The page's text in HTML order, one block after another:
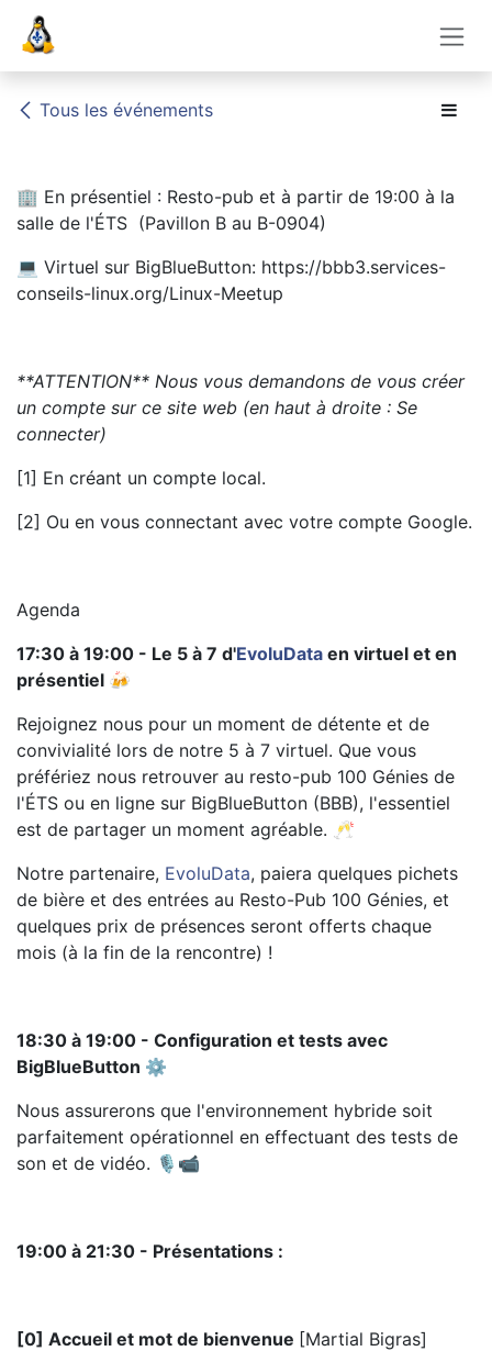
Se rendre au contenu
Tous les événements
🏢 En présentiel : Resto-pub et à partir de 19:00 à la
salle de l'ÉTS (Pavillon B au B-0904)
💻 Virtuel sur BigBlueButton: https://bbb3.services-
conseils-linux.org/Linux-Meetup
**ATTENTION** Nous vous demandons de vous créer
un compte sur ce site web (en haut à droite : Se
connecter)
[1] En créant un compte local.
[2] Ou en vous connectant avec votre compte Google.
Agenda
17:30 à 19:00 - Le 5 à 7 d'EvoluData en virtuel et en
présentiel 🍻
Rejoignez nous pour un moment de détente et de
convivialité lors de notre 5 à 7 virtuel. Que vous
préfériez nous retrouver au resto-pub 100 Génies de
l'ÉTS ou en ligne sur BigBlueButton (BBB), l'essentiel
est de partager un moment agréable. 🥂
Notre partenaire, EvoluData, paiera quelques pichets
de bière et des entrées au Resto-Pub 100 Génies, et
quelques prix de présences seront offerts chaque
mois (à la fin de la rencontre) !
18:30 à 19:00 - Configuration et tests avec
BigBlueButton ⚙️
Nous assurerons que l'environnement hybride soit
parfaitement opérationnel en effectuant des tests de
son et de vidéo. 🎙️📹
19:00 à 21:30 - Présentations :
[0] Accueil et mot de bienvenue [Martial Bigras]